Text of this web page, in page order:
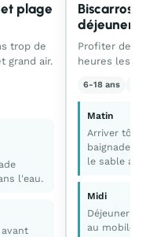
plage
trop de
grand air.
l'eau.
déjeuner
Profiter de
heures les
6-18 ans
Matin
Arriver tôt
baignade,
le sable
Midi
Déjeuner
au mobil-